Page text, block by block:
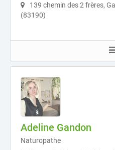
139 chemin des 2 frères,
(83190)
Adeline Gandon
Naturopathe